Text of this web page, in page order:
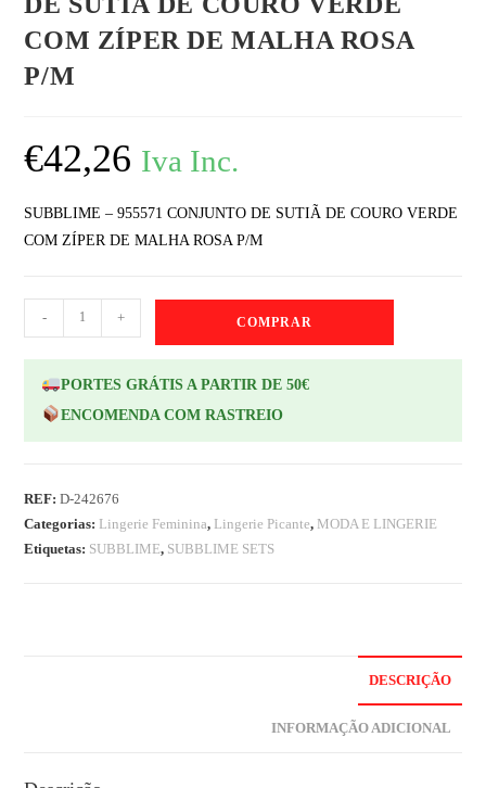
COM ZÍPER DE MALHA ROSA
P/M
€42,26 Iva Inc.
SUBBLIME – 955571 CONJUNTO DE SUTIÃ DE COURO VERDE
COM ZÍPER DE MALHA ROSA P/M
- + COMPRAR
PORTES GRÁTIS A PARTIR DE 50€
ENCOMENDA COM RASTREIO
REF:D-242676
Categorias: Lingerie Feminina, Lingerie Picante, MODA E LINGERIE
Etiquetas: SUBBLIME, SUBBLIME SETS
DESCRIÇÃO
INFORMAÇÃO ADICIONAL